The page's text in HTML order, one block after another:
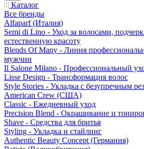
Каталог
Все бренды
Alfaparf (Италия)
Semi di Lino - Уход за волосами,
естественную красоту
Blends Of Many - Линия
мужчин
Il Salone Milano - Профессиональный
Lisse Design - Трансформация волос
Style Stories - Укладка с безупречным
American Crew (США)
Classic - Ежедневный уход
Precision Blend - Окрашивание и
Shave - Средства для бритья
Styling - Укладка и стайлинг
Authentic Beauty Concept (Германия)